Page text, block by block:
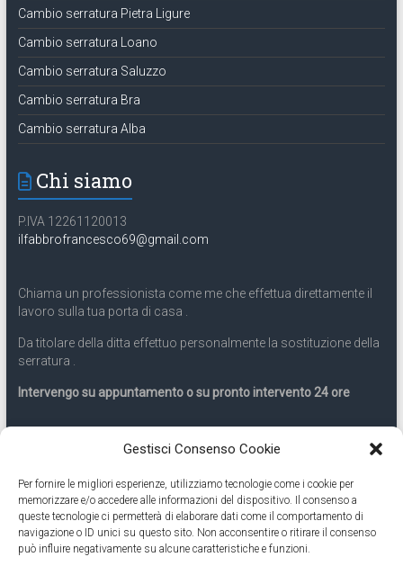
Gestisci Consenso Cookie
Per fornire le migliori esperienze, utilizziamo tecnologie come i cookie per
memorizzare e/o accedere alle informazioni del dispositivo. Il consenso a
queste tecnologie ci permetterà di elaborare dati come il comportamento di
navigazione o ID unici su questo sito. Non acconsentire o ritirare il consenso
può influire negativamente su alcune caratteristiche e funzioni.
Cambio serratura Pietra Ligure
Cambio serratura Loano
Cambio serratura Saluzzo
Cambio serratura Bra
Cambio serratura Alba
Chi siamo
P.IVA 12261120013
ilfabbrofrancesco69@gmail.com
Chiama un professionista come me che effettua direttamente il
lavoro sulla tua porta di casa .
Da titolare della ditta effettuo personalmente la sostituzione della
serratura .
Intervengo su appuntamento o su pronto intervento 24 ore
Servizio 24 ore
Cell331.9899963
Eseguiamo anche lavori di apertura porte pronto intervento 24
ore